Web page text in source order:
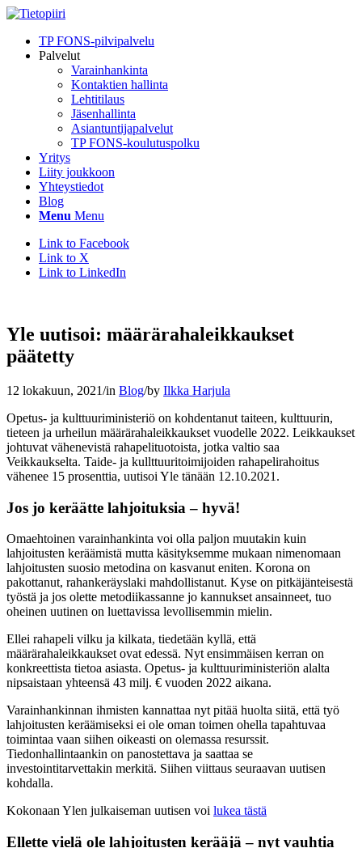
TP FONS-pilvipalvelu
Palvelut
Varainhankinta
Kontaktien hallinta
Lehtitilaus
Jäsenhallinta
Asiantuntijapalvelut
TP FONS-koulutuspolku
Yritys
Liity joukkoon
Yhteystiedot
Blog
Menu Menu
Link to Facebook
Link to X
Link to LinkedIn
Yle uutisoi: määrärahaleikkaukset
päätetty
12 lokakuun, 2021/in Blog/by Ilkka Harjula
Opetus- ja kulttuuriministeriö on kohdentanut taiteen, kulttuurin,
tieteen ja urheilun määrärahaleikkaukset vuodelle 2022. Leikkaukset
johtuvat vähenevistä rahapelituotoista, jotka valtio saa
Veikkaukselta. Taide- ja kullttuuritoimijoiden rahapelirahoitus
vähenee 15 prosenttia, uutisoi Yle tänään 12.10.2021.
Jos jo keräätte lahjoituksia – hyvä!
Omaehtoinen varainhankinta voi olla paljon muutakin kuin
lahjoitusten keräämistä mutta käsityksemme mukaan nimenomaan
lahjoitusten suosio metodina on kasvanut eniten. Korona on
pakottanut, rahankeräyslaki mahdollistanut. Kyse on pitkäjänteisestä
työstä ja jos olette metodiikassanne jo kannukset ansainneet, tuo
oheinen uutinen on luettavissa levollisemmin mielin.
Ellei rahapeli vilku ja kilkata, tiedetään kyllä, että
määrärahaleikkaukset ovat edessä. Nyt ensimmäisen kerran on
konkreettista tietoa asiasta. Opetus- ja kulttuuriministeriön alalta
nipsaistaan yhteensä 43 milj. € vuoden 2022 aikana.
Varainhankinnan ihmisten kannattaa nyt pitää huolta siitä, että työ
lahjoitusten keräämiseksi ei ole oman toimen ohella tapahtuvaa
toimintaa vaan siihen oikeasti on olemassa resurssit.
Tiedonhallintaankin on panostettava ja saattaa se
investointitarvettakin merkitä. Siihen viittaus seuraavan uutisen
kohdalla.
Kokonaan Ylen julkaiseman uutisen voi lukea tästä
Ellette vielä ole lahjoitusten kerääjä – nyt vauhtia